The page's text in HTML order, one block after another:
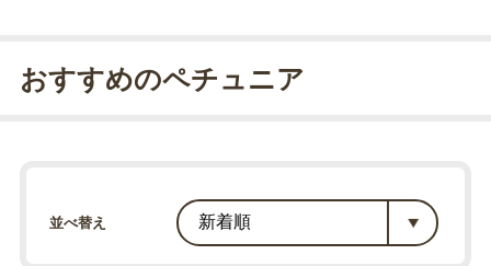
おすすめのペチュニア
並べ替え